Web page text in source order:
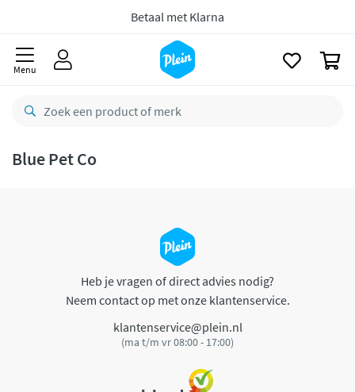
Betaal met Klarna
Menu
Blue Pet Co
Heb je vragen of direct advies nodig?
Neem contact op met onze klantenservice.
klantenservice@plein.nl
(ma t/m vr 08:00 - 17:00)